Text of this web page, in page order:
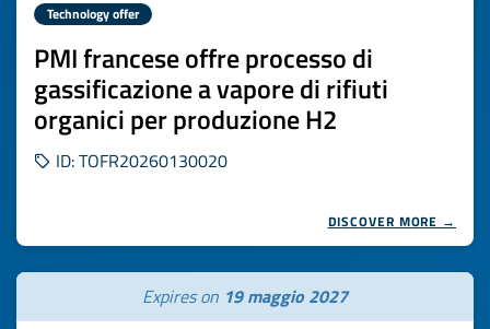
Technology offer
PMI francese offre processo di
gassificazione a vapore di rifiuti
organici per produzione H2
ID: TOFR20260130020
DISCOVER MORE →
Expires on 19 maggio 2027